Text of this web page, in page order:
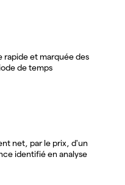
rapide et marquée des
de temps
net, par le prix, d'un
identifié en analyse